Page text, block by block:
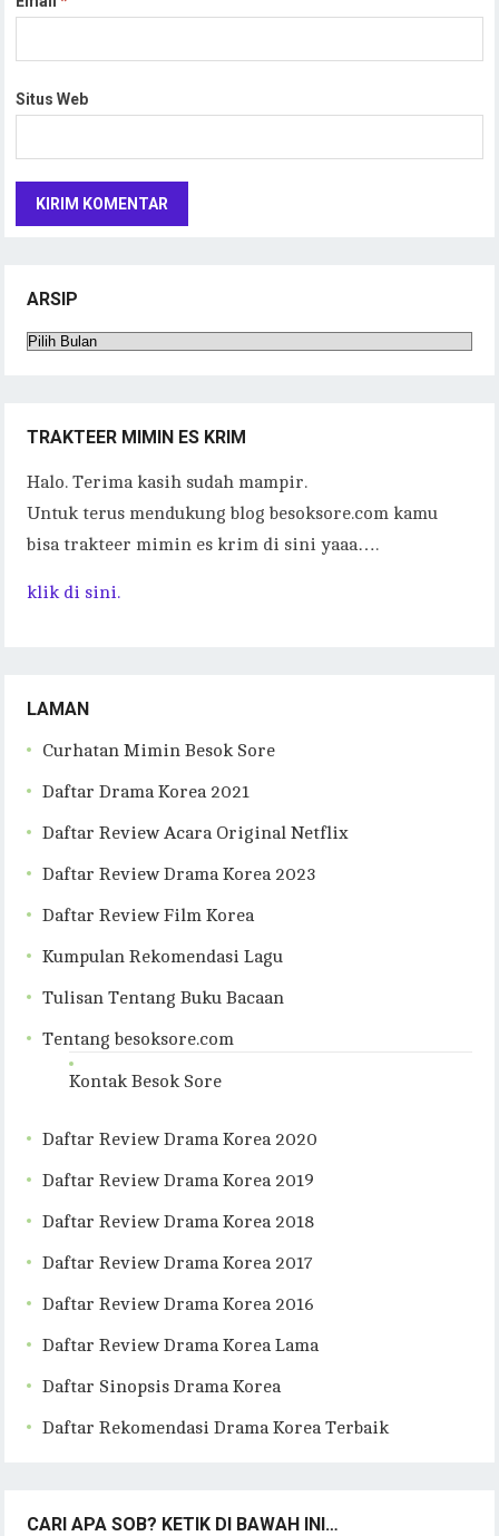
Situs Web
ARSIP
Arsip
TRAKTEER MIMIN ES KRIM
Halo. Terima kasih sudah mampir.
Untuk terus mendukung blog besoksore.com kamu
bisa trakteer mimin es krim di sini yaaa….
klik di sini.
LAMAN
Curhatan Mimin Besok Sore
Daftar Drama Korea 2021
Daftar Review Acara Original Netflix
Daftar Review Drama Korea 2023
Daftar Review Film Korea
Kumpulan Rekomendasi Lagu
Tulisan Tentang Buku Bacaan
Tentang besoksore.com
Kontak Besok Sore
Daftar Review Drama Korea 2020
Daftar Review Drama Korea 2019
Daftar Review Drama Korea 2018
Daftar Review Drama Korea 2017
Daftar Review Drama Korea 2016
Daftar Review Drama Korea Lama
Daftar Sinopsis Drama Korea
Daftar Rekomendasi Drama Korea Terbaik
CARI APA SOB? KETIK DI BAWAH INI…